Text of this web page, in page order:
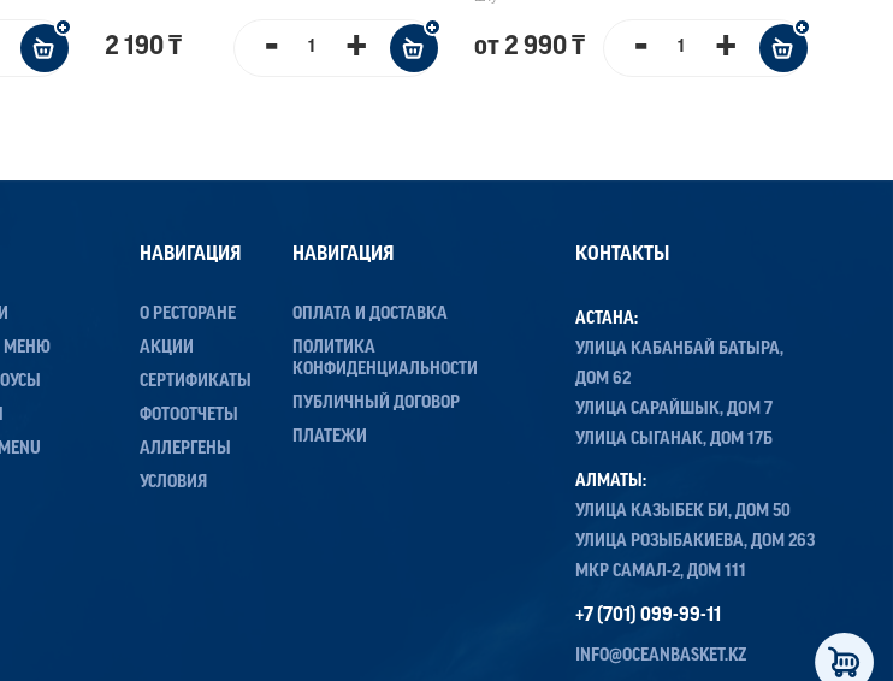
2 190 ₸ - + от 2 990 ₸ - +
МЕНЮ
НАВИГАЦИЯ
О РЕСТОРАНЕ
АКЦИИ
СЕРТИФИКАТЫ
ФОТООТЧЕТЫ
АЛЛЕРГЕНЫ
УСЛОВИЯ
НАВИГАЦИЯ
ОПЛАТА И ДОСТАВКА
ПОЛИТИКА
КОНФИДЕНЦИАЛЬНОСТИ
ПУБЛИЧНЫЙ ДОГОВОР
ПЛАТЕЖИ
КОНТАКТЫ
АСТАНА:
УЛИЦА КАБАНБАЙ БАТЫРА,
ДОМ 62
УЛИЦА САРАЙШЫК, ДОМ 7
УЛИЦА СЫГАНАК, ДОМ 17Б
АЛМАТЫ:
УЛИЦА КАЗЫБЕК БИ, ДОМ 50
УЛИЦА РОЗЫБАКИЕВА, ДОМ 263
МКР САМАЛ-2, ДОМ 111
+7 (701) 099-99-11
INFO@OCEANBASKET.KZ